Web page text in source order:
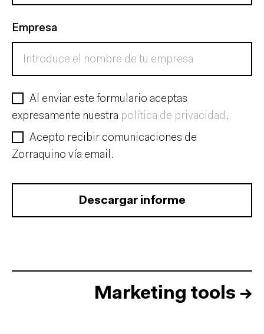
Empresa
Al enviar este formulario aceptas
expresamente nuestra política de privacidad .
Acepto recibir comunicaciones de
Zorraquino vía email.
Descargar informe
Marketing tools →